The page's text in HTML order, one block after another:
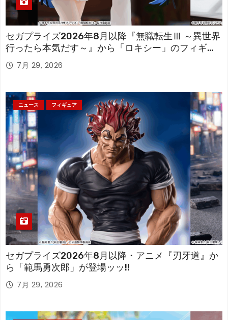
セガプライズ2026年8月以降『無職転生Ⅲ ～異世界
行ったら本気だす～』から「ロキシー」のフィギュ
アが登場！
7月 29, 2026
ニュース フィギュア
セガプライズ2026年8月以降・アニメ『刃牙道』か
ら「範馬勇次郎」が登場ッッ!!
7月 29, 2026